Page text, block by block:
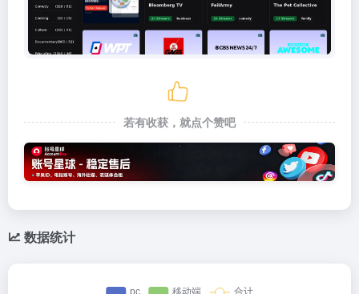
若有收获，就点个赞吧
数据统计